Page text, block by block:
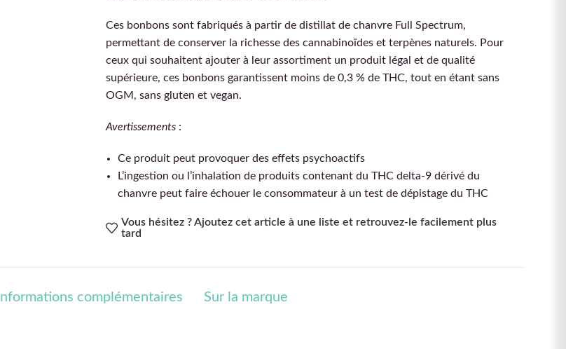
Ces bonbons sont fabriqués à partir de distillat de chanvre Full Spectrum,
permettant de conserver la richesse des cannabinoïdes et terpènes naturels. Pour
ceux qui souhaitent ajouter à leur assortiment un produit légal et de qualité
supérieure, ces bonbons garantissent moins de 0,3 % de THC, tout en étant sans
OGM, sans gluten et vegan.
Avertissements :
Ce produit peut provoquer des effets psychoactifs
L’ingestion ou l’inhalation de produits contenant du THC delta-9 dérivé du
chanvre peut faire échouer le consommateur à un test de dépistage du THC
Vous hésitez ? Ajoutez cet article à une liste et retrouvez-le facilement plus
tard
Informations complémentaires Sur la marque